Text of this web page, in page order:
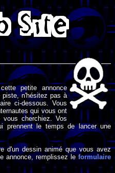
petite annonce
piste, n'hésitez pas à
ci-dessous. Vous
qui vous ont
cherchiez. Vos
prennent le temps de lancer une
d'un dessin animé que vous avez
annonce, remplissez leformulaire